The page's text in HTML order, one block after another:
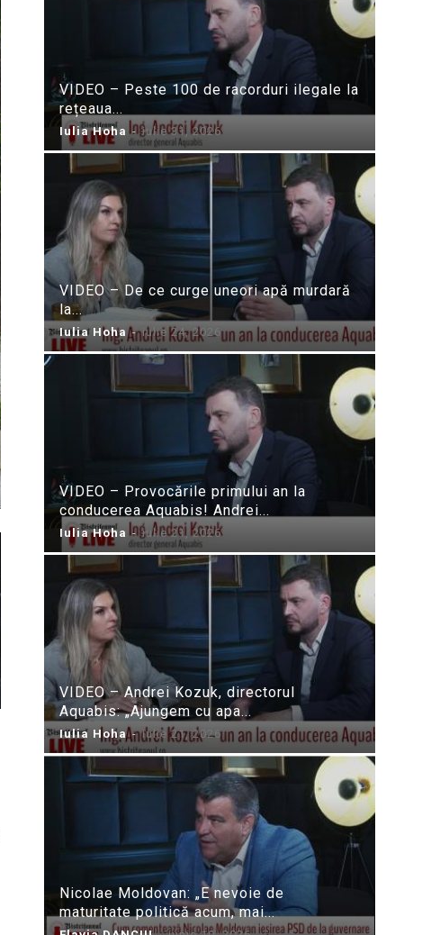
VIDEO – Peste 100 de racorduri ilegale la
rețeaua...
Iulia Hoha - iulie 31, 2026
VIDEO – De ce curge uneori apă murdară
la...
Iulia Hoha - iulie 24, 2026
VIDEO – Provocările primului an la
conducerea Aquabis! Andrei...
Iulia Hoha - iulie 21, 2026
VIDEO – Andrei Kozuk, directorul
Aquabis: „Ajungem cu apa...
Iulia Hoha - iulie 21, 2026
Nicolae Moldovan: „E nevoie de
maturitate politică acum, mai...